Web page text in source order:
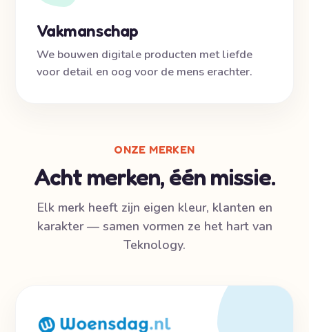
Vakmanschap
We bouwen digitale producten met liefde
voor detail en oog voor de mens erachter.
ONZE MERKEN
Acht merken, één missie.
Elk merk heeft zijn eigen kleur, klanten en
karakter — samen vormen ze het hart van
Teknology.